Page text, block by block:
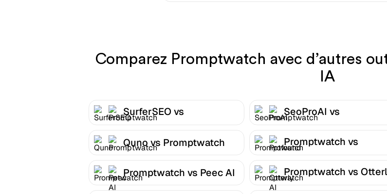
Comparez Promptwatch avec d’autres
IA
SurferSEO vs
Promptwatch
SeoProAI vs
Promptwatch
Quno vs Promptwatch
Promptwatch vs
Profound
Promptwatch vs Peec AI
Promptwatch vs
AI